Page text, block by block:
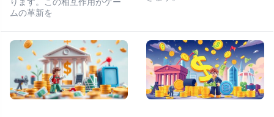
ります。この相互作用がゲー
ムの革新を